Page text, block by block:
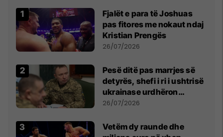
Fjalët e para të Joshuas
pas fitores me nokaut ndaj
Kristian Prengës
26/07/2026
Pesë ditë pas marrjes së
detyrës, shefi i ri i ushtrisë
ukrainase urdhëron
kontroll të madh
26/07/2026
Vetëm dy raunde dhe